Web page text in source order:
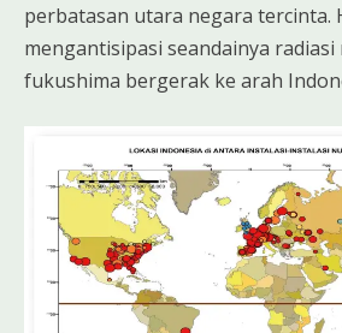
perbatasan utara negara tercinta.
mengantisipasi seandainya
fukushima bergerak ke arah